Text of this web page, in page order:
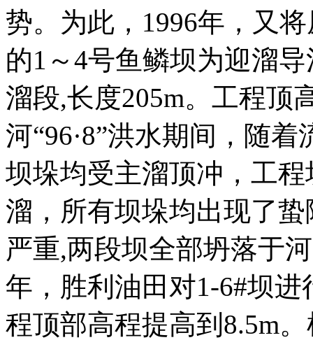
势。为此，1996年，又
的1～4号鱼鳞坝为迎溜
溜段,长度205m。工程顶
河“96·8”洪水期间，随
坝垛均受主溜顶冲，工
溜，所有坝垛均出现了
严重,两段坝全部坍落于
年，胜利油田对1-6#坝
程顶部高程提高到8.5m